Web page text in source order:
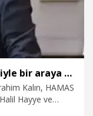
MİT Başkanı Kalın, HAMAS heyetiyle bir araya geldi
Kalın, HAMAS
Hayye ve